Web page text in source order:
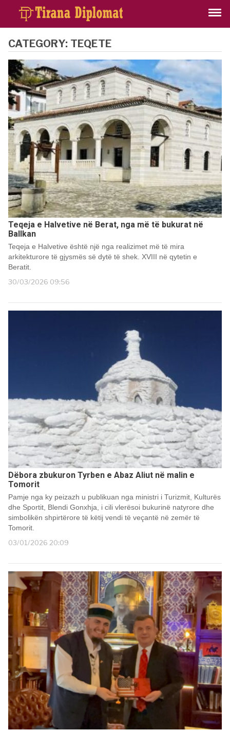
CATEGORY: TEQETE
Teqeja e Halvetive në Berat, nga më të bukurat në
Ballkan
Teqeja e Halvetive është një nga realizimet më të mira
arkitekturore të gjysmës së dytë të shek. XVIII në qytetin e
Beratit.
30/03/2026 09:56
Dëbora zbukuron Tyrben e Abaz Aliut në malin e
Tomorit
Pamje nga ky peizazh u publikuan nga ministri i Turizmit, Kulturës
dhe Sportit, Blendi Gonxhja, i cili vlerësoi bukurinë natyrore dhe
simbolikën shpirtërore të këtij vendi të veçantë në zemër të
Tomorit.
03/01/2026 20:09